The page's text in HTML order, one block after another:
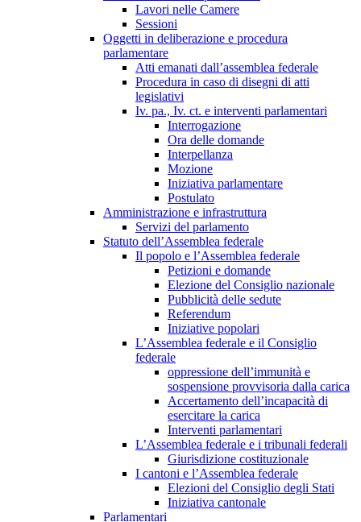
Lavori nelle Camere
Sessioni
Oggetti in deliberazione e procedura
parlamentare
Atti emanati dall’assemblea federale
Procedura in caso di disegni di atti
legislativi
Iv. pa., Iv. ct. e interventi parlamentari
Interrogazione
Ora delle domande
Interpellanza
Mozione
Iniziativa parlamentare
Postulato
Amministrazione e infrastruttura
Servizi del parlamento
Statuto dell’Assemblea federale
Il popolo e l’Assemblea federale
Petizioni e domande
Elezione del Consiglio nazionale
Pubblicità delle sedute
Referendum
Iniziative popolari
L’Assemblea federale e il Consiglio
federale
oppressione dell’immunità e
sospensione provvisoria dalla carica
Accertamento dell’incapacità di
esercitare la carica
Interventi parlamentari
L’Assemblea federale e i tribunali federali
Giurisdizione costituzionale
I cantoni e l’Assemblea federale
Elezioni del Consiglio degli Stati
Iniziativa cantonale
Parlamentari